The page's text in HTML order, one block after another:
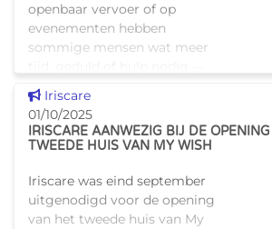
openbaar vervoer of op
evenementen hebben
sommige mensen wat meer
zonder dat je dat meteen ziet.
Daarom bestaat het
zonnebloemsymbool: een klei
Dit nieuws tonen
Iriscare
01/10/2025
IRISCARE AANWEZIG BIJ DE
TWEEDE HUIS VAN MY WISH
Iriscare was eind september
uitgenodigd voor de opening
van het tweede huis van My